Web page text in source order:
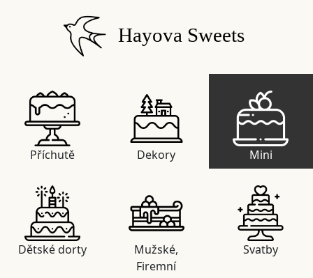
Hayova Sweets
Příchutě Dekory Mini
Dětské dorty
Mužské,
Firemní
Svatby